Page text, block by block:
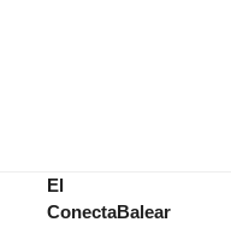
El
ConectaBalear